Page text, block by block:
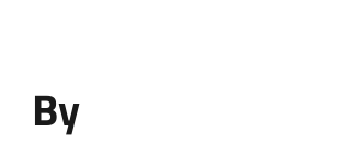
By